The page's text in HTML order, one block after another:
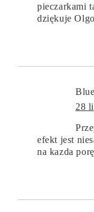
pieczarkami
dziękuje
28
efekt jest
na kazda